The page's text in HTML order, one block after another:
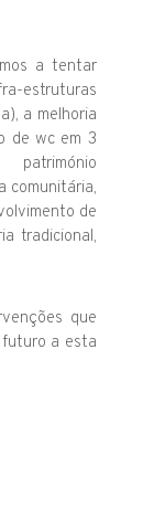
a tentar
estruturas
a melhoria
de wc em 3
comunitária,
de
tradicional,
que
a esta